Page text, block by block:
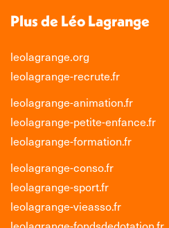
Plus de Léo Lagrange
leolagrange.org
leolagrange-recrute.fr
leolagrange-animation.fr
leolagrange-petite-enfance.fr
leolagrange-formation.fr
leolagrange-conso.fr
leolagrange-sport.fr
leolagrange-vieasso.fr